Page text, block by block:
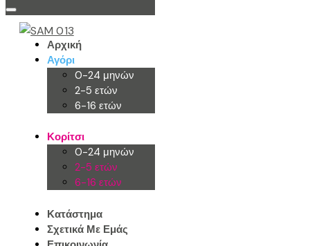
Αρχική
Αγόρι
0-24 μηνών
2-5 ετών
6-16 ετών
Κορίτσι
0-24 μηνών
2-5 ετών
6-16 ετών
Κατάστημα
Σχετικά Με Εμάς